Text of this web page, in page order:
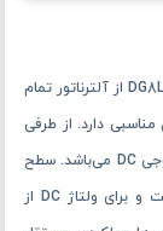
در بحث الکتریکی موتور برق دیزل ای دی کیو مدل DG8LE از آلترناتور تمام
دارد. از طرفی
دارای پنل توزیع برق با دو عدد خروجی AC و یک عدد خروجی DC می‌باشد. سطح
ولتاژ خروجی‌های AC مقدار ۲۲۰ ولت جریان متناوب است و برای ولتاژ DC از